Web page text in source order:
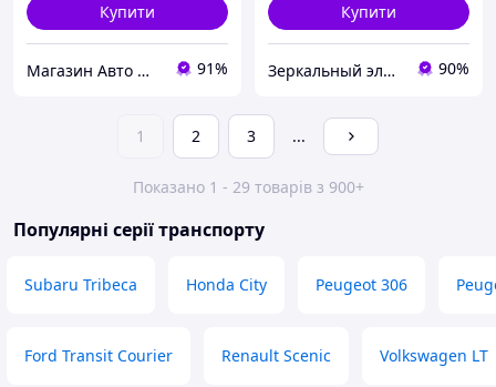
Купити
Магазин Авто Швидкість 91%
Купити
Зеркальный элемент 90%
1 2 3 ...
Показано 1 - 29 товарів з 900+
Популярні серії транспорту
Subaru Tribeca Honda City Peugeot 306
Ford Transit Courier Renault Scenic Volkswagen LT